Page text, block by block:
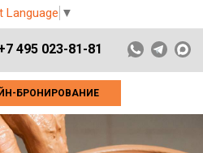
Language ▼
495 023-81-81
БРОНИРОВАНИЕ